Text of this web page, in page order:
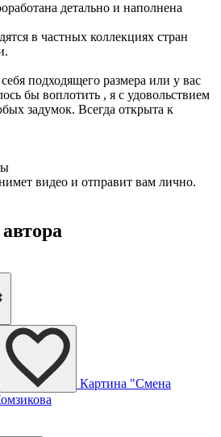
детально и наполнена
в частных коллекциях стран
подходящего размера или у вас
бы воплотить , я с удовольствием
задумок. Всегда открыта к
видео и отправит вам лично.
Картина "Смена